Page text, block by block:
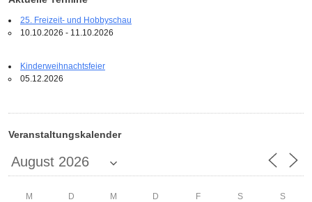
25. Freizeit- und Hobbyschau
10.10.2026 - 11.10.2026
Kinderweihnachtsfeier
05.12.2026
Veranstaltungskalender
M D M D F S S